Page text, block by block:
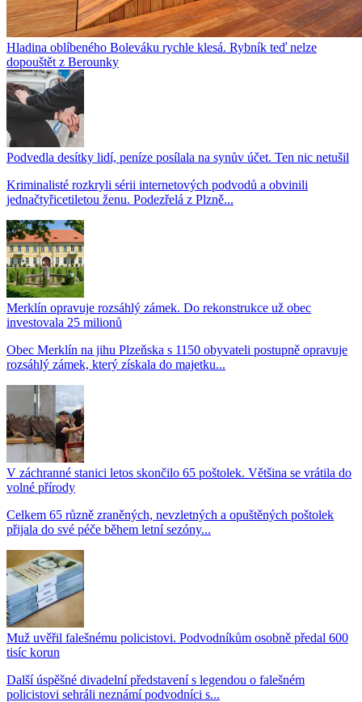
Hladina oblíbeného Boleváku rychle klesá. Rybník teď nelze
dopouštět z Berounky
Podvedla desítky lidí, peníze posílala na synův účet. Ten nic netušil
Kriminalisté rozkryli sérii internetových podvodů a obvinili
jednačtyřicetiletou ženu. Podezřelá z Plzně...
Merklín opravuje rozsáhlý zámek. Do rekonstrukce už obec
investovala 25 milionů
Obec Merklín na jihu Plzeňska s 1150 obyvateli postupně opravuje
rozsáhlý zámek, který získala do majetku...
V záchranné stanici letos skončilo 65 poštolek. Většina se vrátila do
volné přírody
Celkem 65 různě zraněných, nevzletných a opuštěných poštolek
přijala do své péče během letní sezóny...
Muž uvěřil falešnému policistovi. Podvodníkům osobně předal 600
tisíc korun
Další úspěšné divadelní představení s legendou o falešném
policistovi sehráli neznámí podvodníci s...